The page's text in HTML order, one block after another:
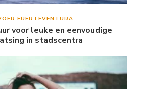
FUERTEVENTURA
voor leuke en eenvoudige
in stadscentra